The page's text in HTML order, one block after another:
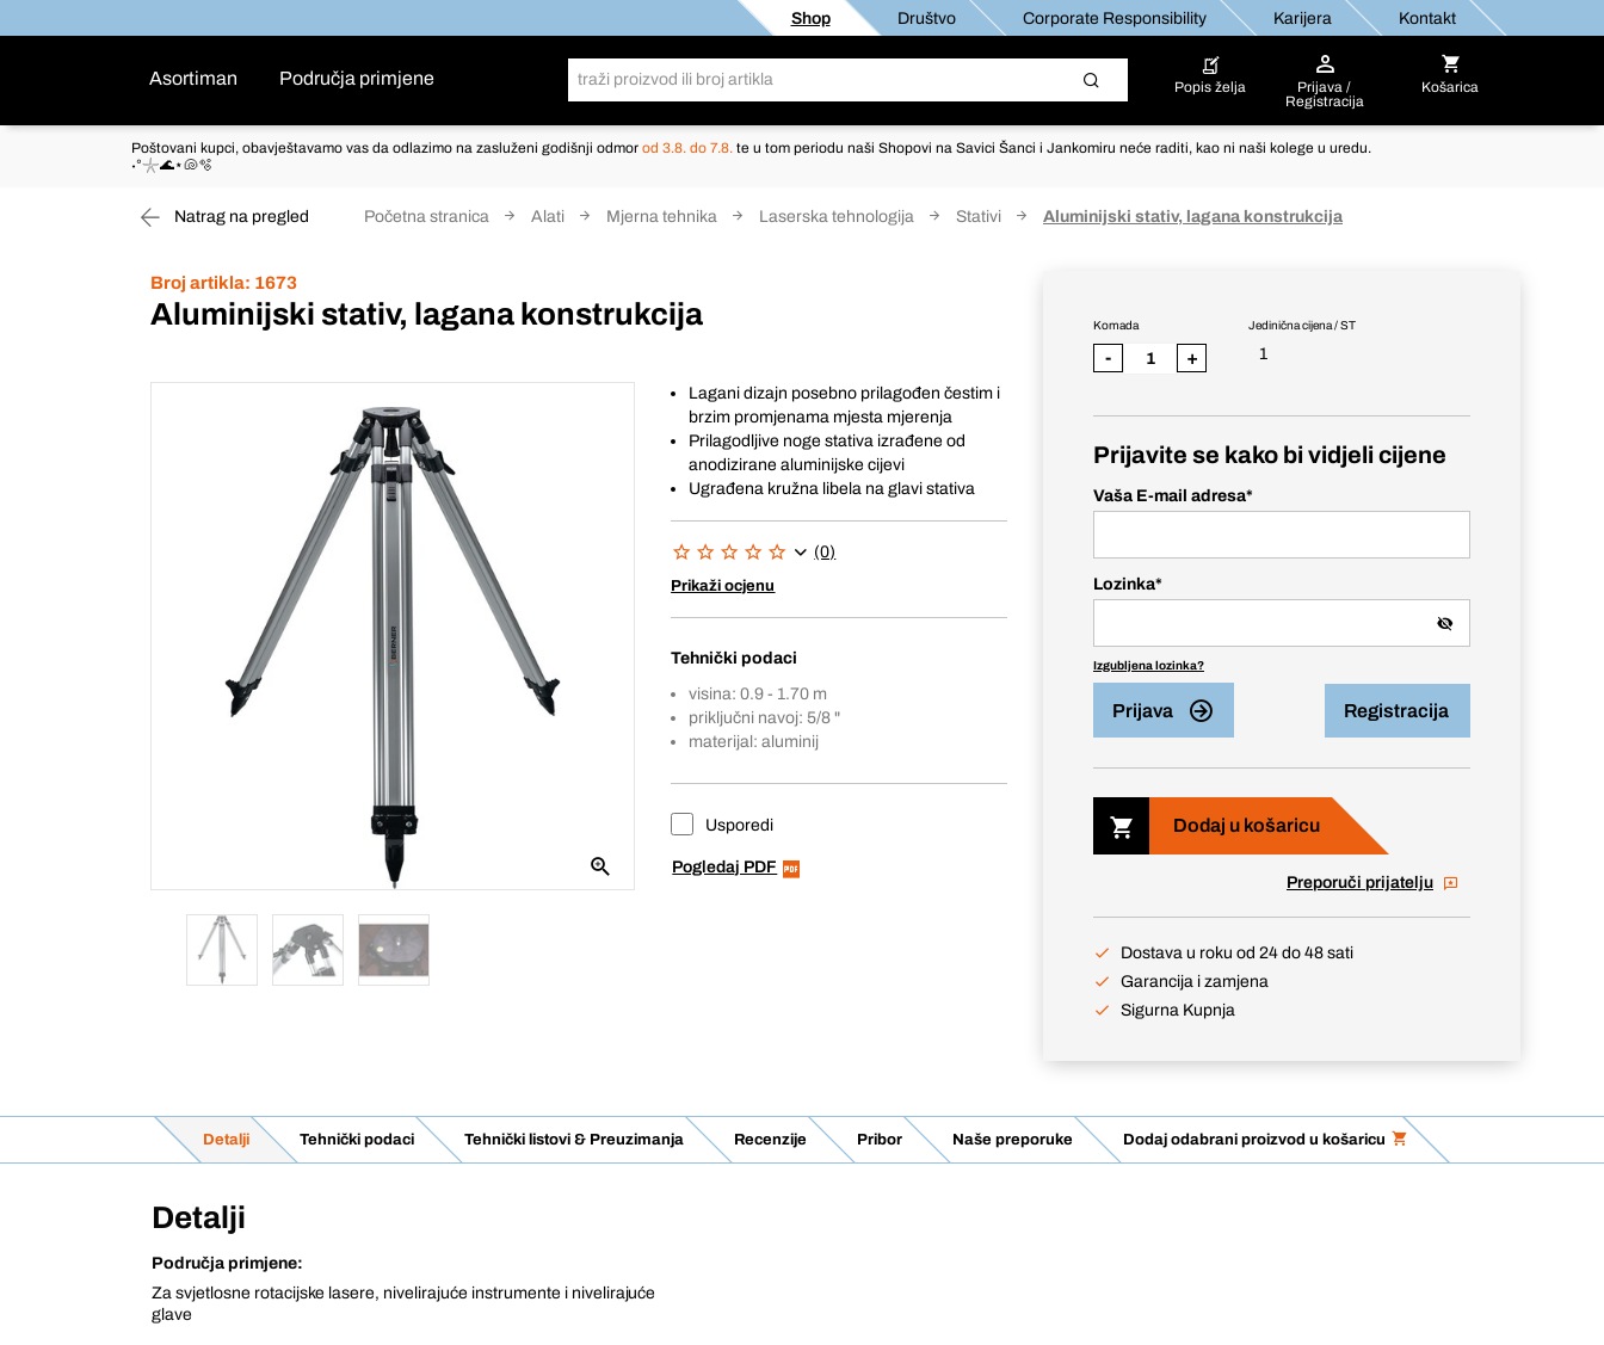
Shop Društvo Corporate Responsibility Karijera Kontakt
Asortiman Područja primjene Popis želja
Prijava /
Registracija
Košarica
Poštovani kupci, obavještavamo vas da odlazimo na zasluženi godišnji odmor od 3.8. do 7.8. te u tom periodu naši Shopovi na Savici Šanci i Jankomiru neće raditi, kao ni naši kolege u uredu.
˖°𓇼🌊⋆🐚🫧
Natrag na pregled Početna stranica Alati Mjerna tehnika Laserska tehnologija Stativi Aluminijski stativ, lagana konstrukcija
Broj artikla: 1673
Aluminijski stativ, lagana konstrukcija
Lagani dizajn posebno prilagođen čestim i
brzim promjenama mjesta mjerenja
Prilagodljive noge stativa izrađene od
anodizirane aluminijske cijevi
Ugrađena kružna libela na glavi stativa
(0)
Prikaži ocjenu
Tehnički podaci
visina: 0.9 - 1.70 m
priključni navoj: 5/8 "
materijal: aluminij
Usporedi
Pogledaj PDF
Jedinična cijena / ST
1
Komada
- +
Prijavite se kako bi vidjeli cijene
Vaša E-mail adresa*
Lozinka*
Izgubljena lozinka?
Prijava Registracija
Dodaj u košaricu
Preporuči prijatelju
Dostava u roku od 24 do 48 sati
Garancija i zamjena
Sigurna Kupnja
Detalji Tehnički podaci Tehnički listovi & Preuzimanja Recenzije Pribor Naše preporuke Dodaj odabrani proizvod u košaricu
Detalji
Područja primjene:
Za svjetlosne rotacijske lasere, nivelirajuće instrumente i nivelirajuće
glave